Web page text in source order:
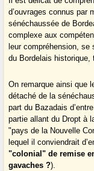
d’ouvrages connus par
sénéchaussée de
complexe aux
leur compréhension,
du Bordelais historique,
On remarque ainsi que
détaché de la
part du Bazadais
partie allant du Dropt à
"pays de la Nouvelle
lequel il conviendrait
"colonial" de remise
gavaches ?).